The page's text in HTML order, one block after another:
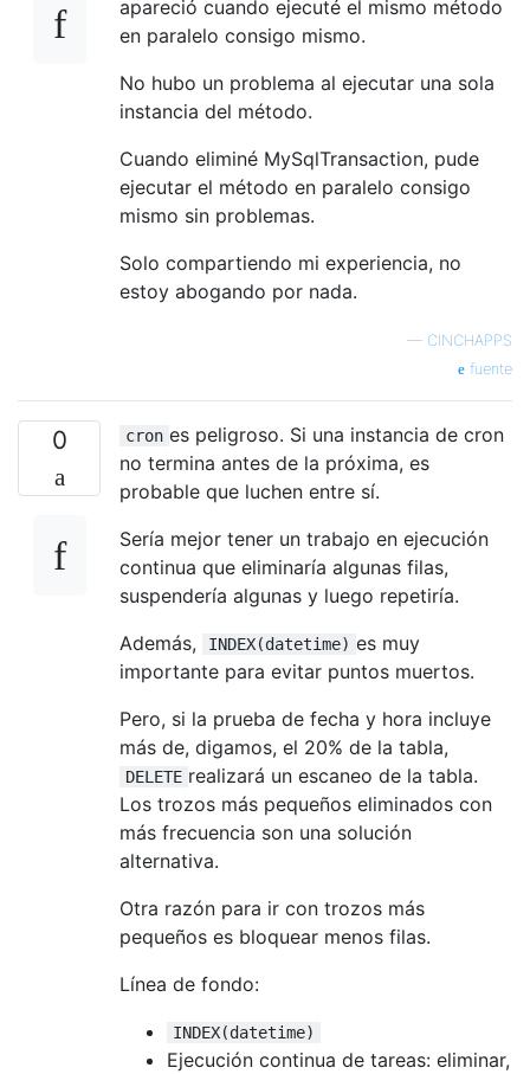
apareció cuando ejecuté el mismo método
en paralelo consigo mismo.
No hubo un problema al ejecutar una sola
instancia del método.
Cuando eliminé MySqlTransaction, pude
ejecutar el método en paralelo consigo
mismo sin problemas.
Solo compartiendo mi experiencia, no
estoy abogando por nada.
— CINCHAPPS
fuente
0 cron es peligroso. Si una instancia de cron
no termina antes de la próxima, es
probable que luchen entre sí.
Sería mejor tener un trabajo en ejecución
continua que eliminaría algunas filas,
suspendería algunas y luego repetiría.
Además,
INDEX(datetime) es muy
importante para evitar puntos muertos.
Pero, si la prueba de fecha y hora incluye
más de, digamos, el 20% de la tabla,
DELETE realizará un escaneo de la tabla.
Los trozos más pequeños eliminados con
más frecuencia son una solución
alternativa.
Otra razón para ir con trozos más
pequeños es bloquear menos filas.
Línea de fondo:
INDEX(datetime)
Ejecución continua de tareas: eliminar,